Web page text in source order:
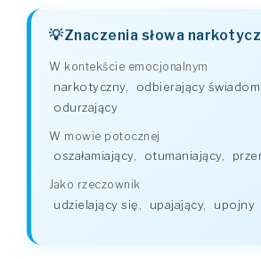
Znaczenia słowa
W kontekście emocjonalnym
narkotyczny, odbierający
odurzający
W mowie potocznej
oszałamiający, otumaniający,
Jako rzeczownik
udzielający się upajający, upojny